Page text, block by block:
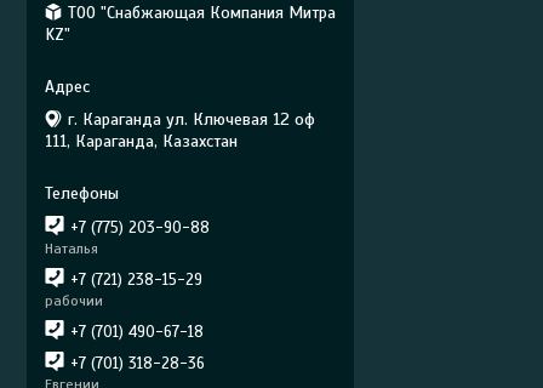
ТОО "Снабжающая Компания Митра
KZ"
г. Караганда ул. Ключевая 12 оф
111, Караганда, Казахстан
+7 (775) 203-90-88
Наталья
+7 (721) 238-15-29
рабочии
+7 (701) 490-67-18
+7 (701) 318-28-36
Евгении